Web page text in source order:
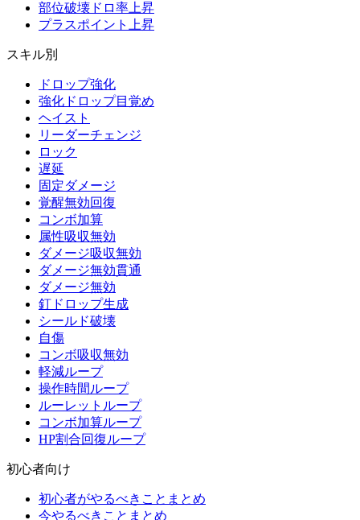
部位破壊ドロ率上昇
プラスポイント上昇
スキル別
ドロップ強化
強化ドロップ目覚め
ヘイスト
リーダーチェンジ
ロック
遅延
固定ダメージ
覚醒無効回復
コンボ加算
属性吸収無効
ダメージ吸収無効
ダメージ無効貫通
ダメージ無効
釘ドロップ生成
シールド破壊
自傷
コンボ吸収無効
軽減ループ
操作時間ループ
ルーレットループ
コンボ加算ループ
HP割合回復ループ
初心者向け
初心者がやるべきことまとめ
今やるべきことまとめ